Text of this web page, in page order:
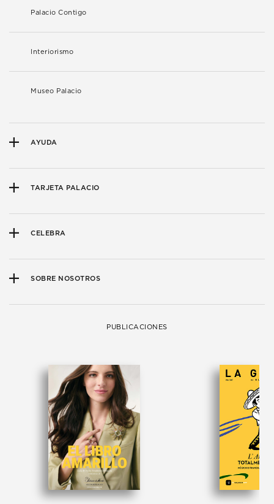
Palacio Contigo
Interiorismo
Museo Palacio
AYUDA
TARJETA PALACIO
CELEBRA
SOBRE NOSOTROS
PUBLICACIONES